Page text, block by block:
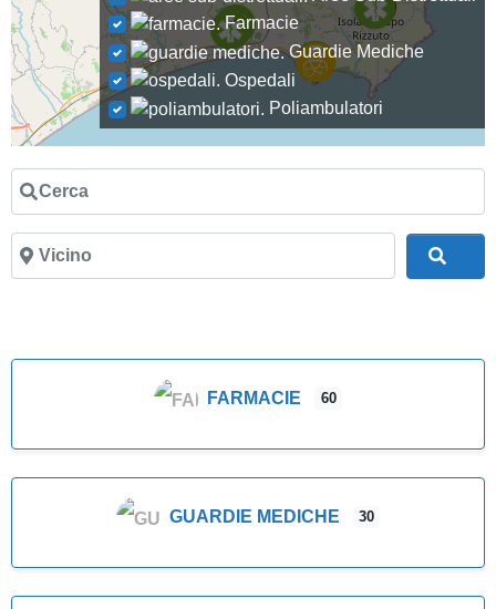
Farmacie
Guardie Mediche
Ospedali
Poliambulatori
Cerca
Vicino
FARMACIE 60
GUARDIE MEDICHE 30